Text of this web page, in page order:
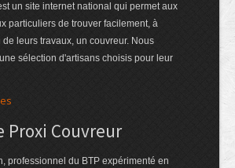
un site internet national qui permet aux
particuliers de trouver facilement, à
leurs travaux, un couvreur. Nous
sélection d'artisans choisis pour leur
Proxi Couvreur
professionnel du BTP expérimenté en